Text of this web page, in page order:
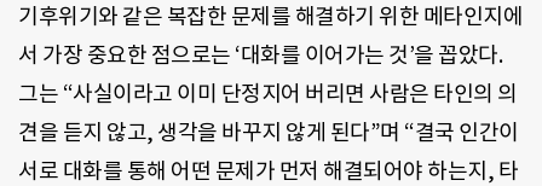
기후위기와 같은 복잡한 문제를 해결하기 위한 메타인지에
서 가장 중요한 점으로는 ‘대화를 이어가는 것’을 꼽았다.
그는 “사실이라고 이미 단정지어 버리면 사람은 타인의 의
견을 듣지 않고, 생각을 바꾸지 않게 된다”며 “결국 인간이
서로 대화를 통해 어떤 문제가 먼저 해결되어야 하는지, 타